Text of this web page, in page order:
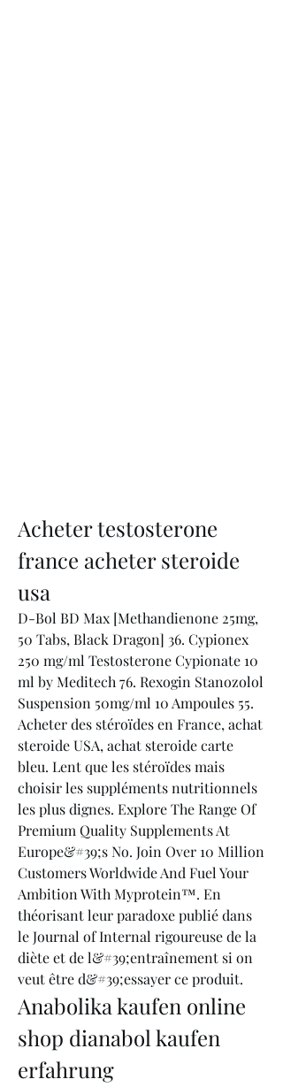
Acheter testosterone
france acheter steroide
usa
D-Bol BD Max [Methandienone 25mg,
50 Tabs, Black Dragon] 36. Cypionex
250 mg/ml Testosterone Cypionate 10
ml by Meditech 76. Rexogin Stanozolol
Suspension 50mg/ml 10 Ampoules 55.
Acheter des stéroïdes en France, achat
steroide USA, achat steroide carte
bleu. Lent que les stéroïdes mais
choisir les suppléments nutritionnels
les plus dignes. Explore The Range Of
Premium Quality Supplements At
Europe&#39;s No. Join Over 10 Million
Customers Worldwide And Fuel Your
Ambition With Myprotein™. En
théorisant leur paradoxe publié dans
le Journal of Internal rigoureuse de la
diète et de l&#39;entraînement si on
veut être d&#39;essayer ce produit.
Anabolika kaufen online
shop dianabol kaufen
erfahrung